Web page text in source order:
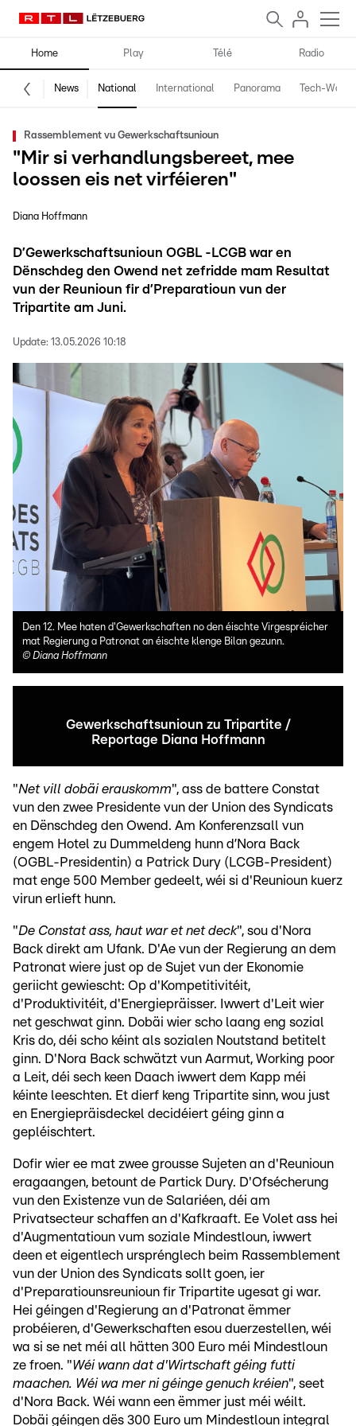
Home Play Télé Radio
News National International Panorama Tech-World
Rassemblement vu Gewerkschaftsunioun
"Mir si verhandlungsbereet, mee
loossen eis net virféieren"
Diana Hoffmann
D’Gewerkschaftsunioun OGBL -LCGB war en
Dënschdeg den Owend net zefridde mam Resultat
vun der Reunioun fir d’Preparatioun vun der
Tripartite am Juni.
Update: 13.05.2026 10:18
Den 12. Mee haten d'Gewerkschaften no den éischte Virgespréicher
mat Regierung a Patronat an éischte klenge Bilan gezunn.
© Diana Hoffmann
Gewerkschaftsunioun zu Tripartite /
Reportage Diana Hoffmann
"Net vill dobäi erauskomm", ass de battere Constat
vun den zwee Presidente vun der Union des Syndicats
en Dënschdeg den Owend. Am Konferenzsall vun
engem Hotel zu Dummeldeng hunn d’Nora Back
(OGBL-Presidentin) a Patrick Dury (LCGB-President)
mat enge 500 Member gedeelt, wéi si d'Reunioun kuerz
virun erlieft hunn.
"De Constat ass, haut war et net deck", sou d'Nora
Back direkt am Ufank. D'Ae vun der Regierung an dem
Patronat wiere just op de Sujet vun der Ekonomie
geriicht gewiescht: Op d'Kompetitivitéit,
d'Produktivitéit, d'Energiepräisser. Iwwert d'Leit wier
net geschwat ginn. Dobäi wier scho laang eng sozial
Kris do, déi scho kéint als sozialen Noutstand betitelt
ginn. D'Nora Back schwätzt vun Aarmut, Working poor
a Leit, déi sech keen Daach iwwert dem Kapp méi
kéinte leeschten. Et dierf keng Tripartite sinn, wou just
en Energiepräisdeckel decidéiert géing ginn a
gepléischtert.
Dofir wier ee mat zwee grousse Sujeten an d'Reunioun
eragaangen, betount de Partick Dury. D'Ofsécherung
vun den Existenze vun de Salariéen, déi am
Privatsecteur schaffen an d'Kafkraaft. Ee Volet ass hei
d'Augmentatioun vum soziale Mindestloun, iwwert
deen et eigentlech ursprénglech beim Rassemblement
vun der Union des Syndicats sollt goen, ier
d'Preparatiounsreunioun fir Tripartite ugesat gi war.
Hei géingen d'Regierung an d'Patronat ëmmer
probéieren, d'Gewerkschaften esou duerzestellen, wéi
wa si se net méi all hätten 300 Euro méi Mindestloun
ze froen. "Wéi wann dat d'Wirtschaft géing futti
maachen. Wéi wa mer ni géinge genuch kréien", seet
d'Nora Back. Wéi wann een ëmmer just méi wéilt.
Dobäi géingen dës 300 Euro um Mindestloun integral